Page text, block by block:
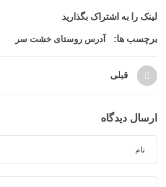
لینک را به اشتراک بگذارید
برچسب ها: آدرس روستای خشت سر
قبلی
ارسال دیدگاه